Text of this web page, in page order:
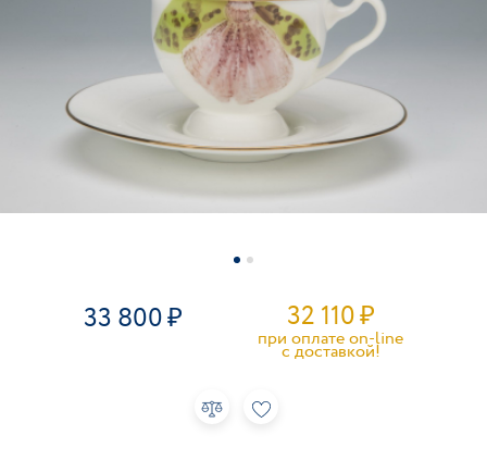
33 800 32 110₽
при оплате on-line
c доставкой!